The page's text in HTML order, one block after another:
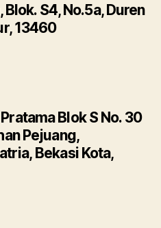
S4, No.5a, Duren
13460
Blok S No. 30
Pejuang,
Bekasi Kota,